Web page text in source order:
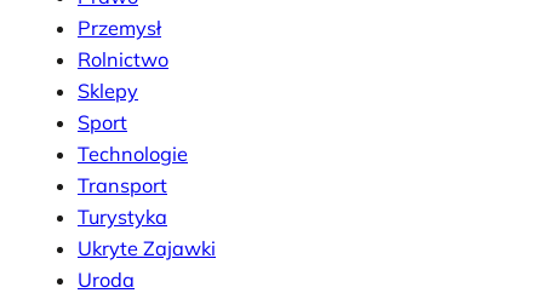
Przemysł
Rolnictwo
Sklepy
Sport
Technologie
Transport
Turystyka
Ukryte Zajawki
Uroda